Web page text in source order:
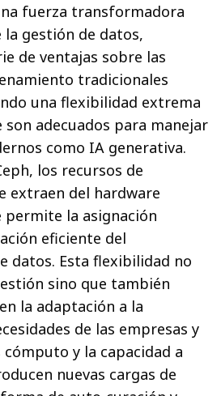
fuerza transformadora
gestión de datos,
de ventajas sobre las
tradicionales
una flexibilidad extrema
son adecuados para manejar
como IA generativa.
los recursos de
extraen del hardware
permite la asignación
eficiente del
datos. Esta flexibilidad no
sino que también
la adaptación a la
de las empresas y
y la capacidad a
nuevas cargas de